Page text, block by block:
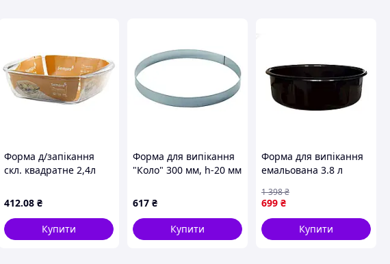
Форма д/запікання
скл. квадратне 2,4л
412.08 ₴
Купити
Форма для випікання
"Коло" 300 мм, h-20 мм
617 ₴
Купити
Форма для випікання
емальована 3.8 л
запікання м'яса риби
овочів і випічки
699 ₴
1 398₴
Купити